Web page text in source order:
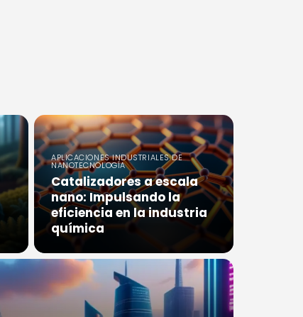
APLICACIONES INDUSTRIALES DE
NANOTECNOLOGÍA
Catalizadores a escala
nano: Impulsando la
eficiencia en la industria
química